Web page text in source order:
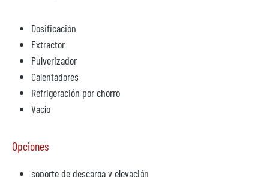
Dosificación
Extractor
Pulverizador
Calentadores
Refrigeración por chorro
Vacío
Opciones
soporte de descarga y elevación